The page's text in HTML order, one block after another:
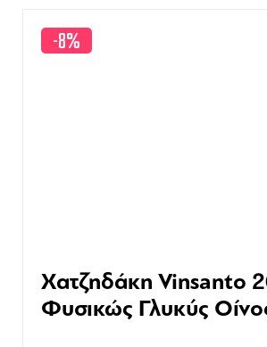
-8%
Χατζηδάκη Vinsanto
Φυσικώς Γλυκύς